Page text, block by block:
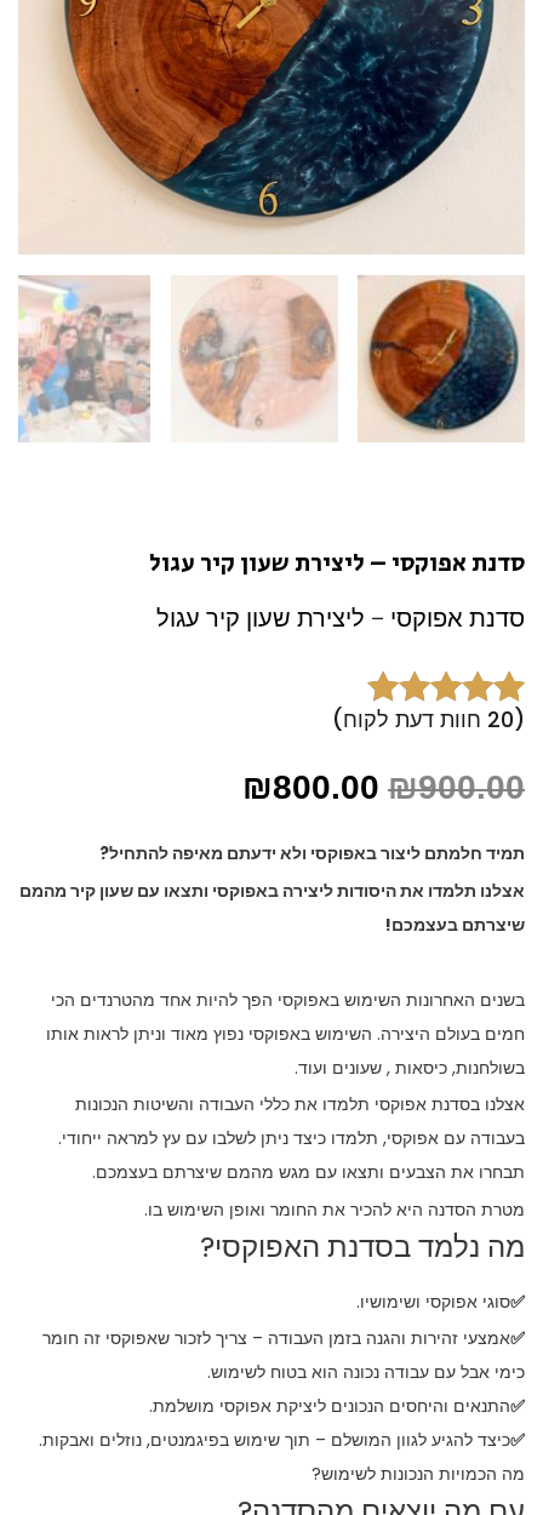
סדנת אפוקסי – ליצירת שעון קיר עגול
סדנת אפוקסי – ליצירת שעון קיר עגול
מדורגים 5.00
על
20
דירוגים
(
20 חוות דעת לקוח)
₪900.00 המחיר
המקורי
היה:
₪900.00.
₪800.00
הוא:
₪800.00.
תמיד חלמתם ליצור באפוקסי ולא ידעתם מאיפה להתחיל?
אצלנו תלמדו את היסודות ליצירה באפוקסי ותצאו עם שעון קיר מהמם
שיצרתם בעצמכם!
בשנים האחרונות השימוש באפוקסי הפך להיות אחד מהטרנדים הכי
חמים בעולם היצירה. השימוש באפוקסי נפוץ מאוד וניתן לראות אותו
בשולחנות, כיסאות , שעונים ועוד.
אצלנו בסדנת אפוקסי תלמדו את כללי העבודה והשיטות הנכונות
בעבודה עם אפוקסי, תלמדו כיצד ניתן לשלבו עם עץ למראה ייחודי.
תבחרו את הצבעים ותצאו עם מגש מהמם שיצרתם בעצמכם.
מטרת הסדנה היא להכיר את החומר ואופן השימוש בו.
מה נלמד בסדנת האפוקסי?
✅סוגי אפוקסי ושימושיו.
✅אמצעי זהירות והגנה בזמן העבודה – צריך לזכור שאפוקסי זה חומר
כימי אבל עם עבודה נכונה הוא בטוח לשימוש.
✅התנאים והיחסים הנכונים ליציקת אפוקסי מושלמת.
✅כיצד להגיע לגוון המושלם – תוך שימוש בפיגמנטים, נוזלים ואבקות.
מה הכמויות הנכונות לשימוש?